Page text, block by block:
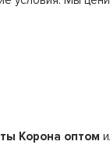
Корона оптом